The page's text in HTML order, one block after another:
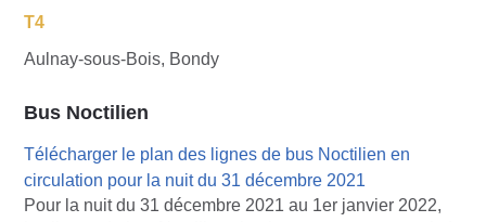
T4
Aulnay-sous-Bois, Bondy
Bus Noctilien
Télécharger le plan des lignes de bus Noctilien en
circulation pour la nuit du 31 décembre 2021
Pour la nuit du 31 décembre 2021 au 1er janvier 2022,